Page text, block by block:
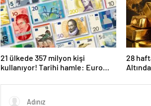
21 ülkede 357 milyon kişi
kullanıyor! Tarihi hamle: Euro
yenileniyor
28